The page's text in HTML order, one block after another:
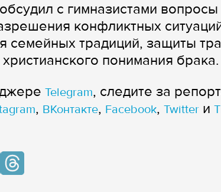
с гимназистами
конфликтных
семейных традиций, защиты
понимания брака.
Telegram, следите за
, ВКонтакте, Facebook, Twitter и